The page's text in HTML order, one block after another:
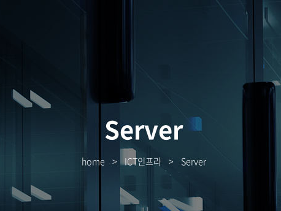
Server
home >ICT인프라> Server